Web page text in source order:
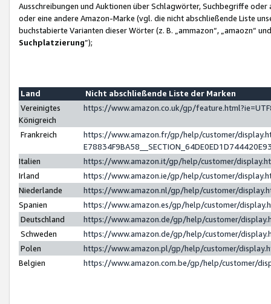
Ausschreibungen und Auktionen über Schlagwörter, Suchbegriffe
oder eine andere Amazon-Marke (vgl. die nicht abschließende Liste
buchstabierte Varianten dieser Wörter (z. B. „ammazon“, „amaozn“
Suchplatzierung”);
Land
Nicht abschließende Liste der Marken
Vereinigtes
Königreich
https://www.amazon.co.uk/gp/
Frankreich
https://www.amazon.fr/gp/help/customer/
Italien
https://www.amazon.it/gp/help/customer/
Irland
https://www.amazon.ie/gp/help/customer/
Niederlande
https://www.amazon.nl/gp/help/customer/
Spanien
https://www.amazon.es/gp/help/customer/
Deutschland
https://www.amazon.de/gp/help/customer/
Schweden
https://www.amazon.de/gp/help/customer/
Polen
https://www.amazon.pl/gp/help/customer/
Belgien
https://www.amazon.com.be/gp/help/customer/